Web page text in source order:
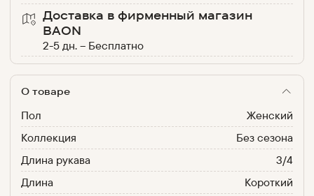
Доставка в фирменный магазин
BAON
2-5 дн. – Бесплатно
О товаре
Пол
Женский
Коллекция
Без сезона
Длина рукава
3/4
Длина
Короткий